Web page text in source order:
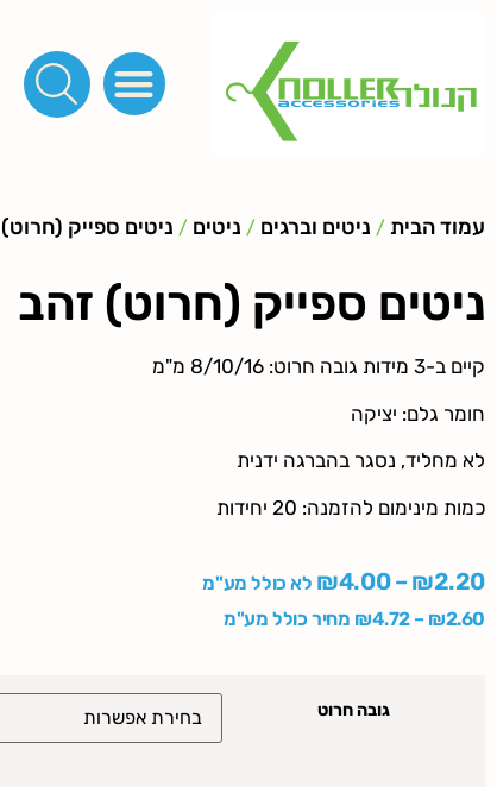
עמוד הבית / ניטים וברגים / ניטים / ניטים ספייק (חרוט)
ניטים ספייק (חרוט) זהב
קיים ב-3 מידות גובה חרוט: 8/10/16 מ"מ
חומר גלם: יציקה
לא מחליד, נסגר בהברגה ידנית
כמות מינימום להזמנה: 20 יחידות
₪2.20
–
₪4.00
לא כולל מע"מ
₪2.60
–
₪4.72 מחיר כולל מע"מ
גובה חרוט